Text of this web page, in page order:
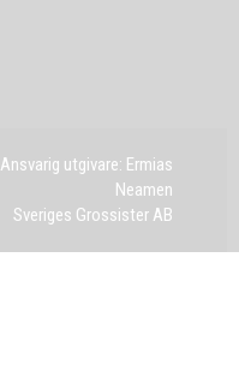
Ansvarig utgivare: Ermias
Neamen
Sveriges Grossister AB